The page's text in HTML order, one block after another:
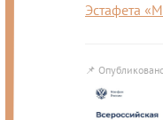
Эстафета
📌